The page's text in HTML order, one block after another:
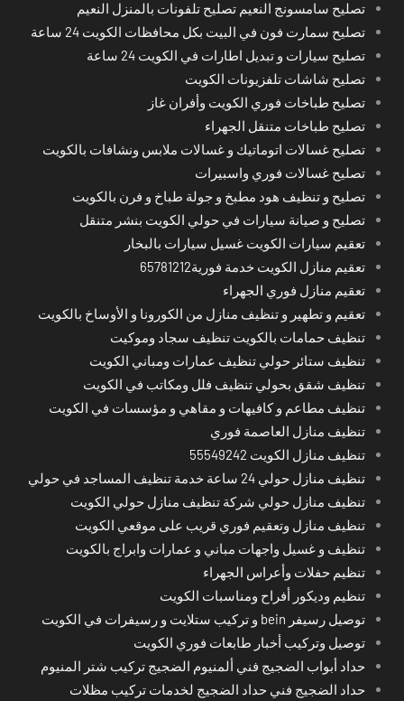
تصليح سامسونج النعيم تصليح تلفونات بالمنزل النعيم
تصليح سمارت فون في البيت بكل محافظات الكويت 24 ساعة
تصليح سيارات و تبديل اطارات في الكويت 24 ساعة
تصليح شاشات تلفزيونات الكويت
تصليح طباخات فوري الكويت وأفران غاز
تصليح طباخات متنقل الجهراء
تصليح غسالات اتوماتيك و غسالات ملابس ونشافات بالكويت
تصليح غسالات فوري واسبيرات
تصليح و تنظيف هود مطبخ و جولة طباخ و فرن بالكويت
تصليح و صيانة سيارات في حولي الكويت بنشر متنقل
تعقيم سيارات الكويت غسيل سيارات بالبخار
تعقيم منازل الكويت خدمة فورية65781212
تعقيم منازل فوري الجهراء
تعقيم و تطهير و تنظيف منازل من الكورونا و الأوساخ بالكويت
تنظيف حمامات بالكويت تنظيف سجاد وموكيت
تنظيف ستائر حولي تنظيف عمارات ومباني الكويت
تنظيف شقق بحولي تنظيف فلل ومكاتب في الكويت
تنظيف مطاعم و كافيهات و مقاهي و مؤسسات في الكويت
تنظيف منازل العاصمة فوري
تنظيف منازل الكويت 55549242
تنظيف منازل حولي 24 ساعة خدمة تنظيف المساجد في حولي
تنظيف منازل حولي شركة تنظيف منازل حولي الكويت
تنظيف منازل وتعقيم فوري قريب على موقعي الكويت
تنظيف و غسيل واجهات مباني و عمارات وابراج بالكويت
تنظيم حفلات وأعراس الجهراء
تنظيم وديكور أفراح ومناسبات الكويت
توصيل رسيفر bein و تركيب ستلايت و رسيفرات في الكويت
توصيل وتركيب أخبار طابعات فوري الكويت
حداد أبواب الضجيج فني ألمنيوم الضجيج تركيب شتر المنيوم
حداد الضجيج فني حداد الضجيج لخدمات تركيب مظلات